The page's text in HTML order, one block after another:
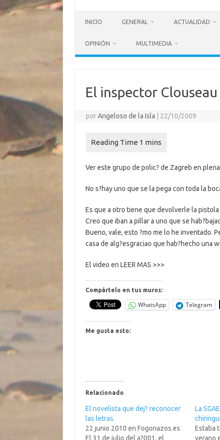
INICIO GENERAL ACTUALIDAD
OPINIÓN MULTIMEDIA
El inspector
porAngeloso de la Isla 22/10/2009
Ver este grupo de polic? de Zagreb en
No s?hay uno que se la pega con toda la
Es que a otro tiene que devolverle la
Creo que iban a pillar a uno que se
Bueno, vale, esto ?mo me lo he inventado.
casa de alg?esgraciao que hab?hecho una
El video en LEER MAS >>>
Compártelo en tus muros:
WhatsApp Telegram
Me gusta esto:
Relacionado
El novelista que dej? reconocer
las letras
22 junio 2010 en Fogonazos.es
El 31 de julio del a?001, el
La
Estaba
verano